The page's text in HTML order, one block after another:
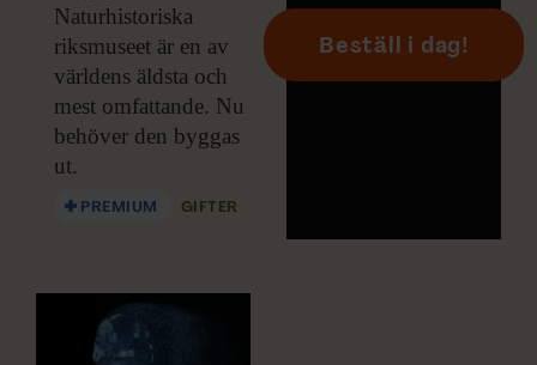
Naturhistoriska
riksmuseet är en av
världens äldsta och
mest omfattande. Nu
behöver den byggas
ut.
PREMIUM GIFTER
Beställ i dag!